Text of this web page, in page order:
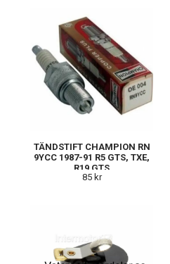
TÄNDSTIFT CHAMPION RN
9YCC 1987-91 R5 GTS, TXE,
R19 GTS
85 kr